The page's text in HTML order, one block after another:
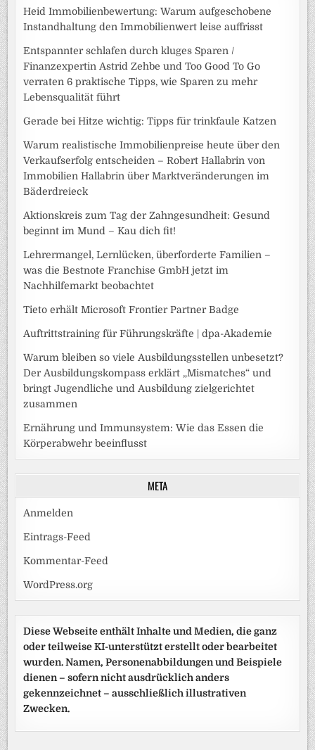
Heid Immobilienbewertung: Warum aufgeschobene
Instandhaltung den Immobilienwert leise auffrisst
Entspannter schlafen durch kluges Sparen /
Finanzexpertin Astrid Zehbe und Too Good To Go
verraten 6 praktische Tipps, wie Sparen zu mehr
Lebensqualität führt
Gerade bei Hitze wichtig: Tipps für trinkfaule Katzen
Warum realistische Immobilienpreise heute über den
Verkaufserfolg entscheiden – Robert Hallabrin von
Immobilien Hallabrin über Marktveränderungen im
Bäderdreieck
Aktionskreis zum Tag der Zahngesundheit: Gesund
beginnt im Mund – Kau dich fit!
Lehrermangel, Lernlücken, überforderte Familien –
was die Bestnote Franchise GmbH jetzt im
Nachhilfemarkt beobachtet
Tieto erhält Microsoft Frontier Partner Badge
Auftrittstraining für Führungskräfte | dpa-Akademie
Warum bleiben so viele Ausbildungsstellen unbesetzt?
Der Ausbildungskompass erklärt „Mismatches“ und
bringt Jugendliche und Ausbildung zielgerichtet
zusammen
Ernährung und Immunsystem: Wie das Essen die
Körperabwehr beeinflusst
META
Anmelden
Eintrags-Feed
Kommentar-Feed
WordPress.org
Diese Webseite enthält Inhalte und Medien, die ganz
oder teilweise KI-unterstützt erstellt oder bearbeitet
wurden. Namen, Personenabbildungen und Beispiele
dienen – sofern nicht ausdrücklich anders
gekennzeichnet – ausschließlich illustrativen
Zwecken.